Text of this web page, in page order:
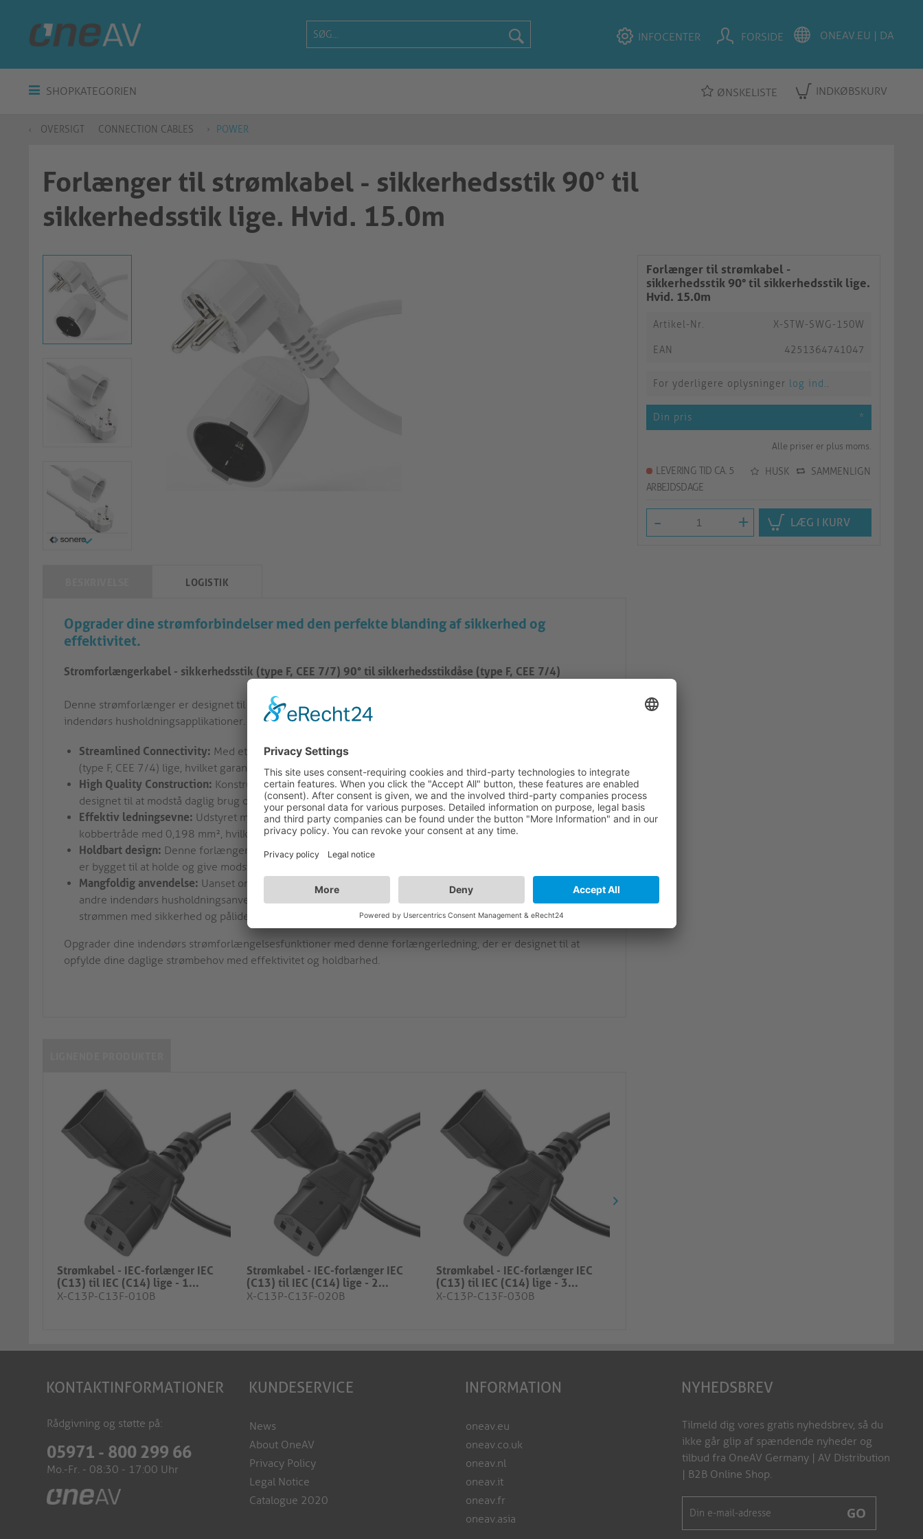
INFOCENTER FORSIDE
SHOPKATEGORIEN ØNSKELISTE INDKØBSKURV
OVERSIGT CONNECTION CABLES POWER
Forlænger til strømkabel - sikkerhedsstik 90° til
sikkerhedsstik lige. Hvid. 15.0m
Forlænger til strømkabel -
sikkerhedsstik 90° til sikkerhedsstik lige.
Hvid. 15.0m
Artikel-Nr. X-STW-SWG-150W
EAN 4251364741047
For yderligere oplysninger log ind..
Din pris *
Alle priser er plus moms.
LEVERING TID CA. 5
ARBEJDSDAGE
HUSK SAMMENLIGN
- + LÆG I KURV
LOGISTIK
Opgrader dine strømforbindelser med den perfekte blanding af sikkerhed og
effektivitet.
Stromforlængerkabel - sikkerhedsstik (type F, CEE 7/7) 90° til sikkerhedsstikdåse (type F, CEE 7/4)
Denne strømforlænger er designet til at sikre problemfri strømtilslutning og pålidelig ydeevne til en række
indendørs husholdningsapplikationer.
Streamlined Connectivity: Med et sikkerhedsstik (type F, CEE 7/7) i en 90° vinkel til et sikkerhedsstik
(type F, CEE 7/4) lige, hvilket garanterer kompatibilitet med en bred vifte af enheder og stikkontakter.
High Quality Construction: Konstrueret med PVC ydre kappe (H05-VV-F), er denne forlængerledning
designet til at modstå daglig brug og give pålidelig kraftoverførsel.
Effektiv ledningsevne: Udstyret med 3 inderledere med en diameter på 0,75 mm², som hver består af 48
kobbertråde med 0,198 mm², hvilket sikrer optimal ledningsevne og holdbarhed.
Holdbart design: Denne forlængerledning er konstrueret med præcis beskyttelse mod kabelbøjninger og
er bygget til at holde og give modstandsdygtighed over for slitage.
Mangfoldig anvendelse: Uanset om det er til hjemmeunderholdningssystemer, kontoropsætninger eller
andre indendørs husholdningsanvendelser, er denne forlængerledning det ideelle valg til at forlænge
strømmen med sikkerhed og pålidelighed.
Opgrader dine indendørs strømforlængelsesfunktioner med denne forlængerledning, der er designet til at
opfylde dine daglige strømbehov med effektivitet og holdbarhed.
Strømkabel - IEC-forlænger IEC
(C13) til IEC (C14) lige - 1...
X-C13P-C13F-010B
Strømkabel - IEC-forlænger IEC
(C13) til IEC (C14) lige - 2...
X-C13P-C13F-020B
Strømkabel - IEC-forlænger IEC
(C13) til IEC (C14) lige - 3...
X-C13P-C13F-030B
KONTAKTINFORMATIONER
Rådgivning og støtte på:
05971 - 800 299 66
Mo.-Fr. - 08:30 - 17:00 Uhr
KUNDESERVICE
News
About OneAV
Privacy Policy
Legal Notice
Catalogue 2020
INFORMATION
oneav.eu
oneav.co.uk
oneav.nl
oneav.it
oneav.fr
oneav.asia
NYHEDSBREV
Tilmeld dig vores gratis nyhedsbrev, så du
ikke går glip af spændende nyheder og
tilbud fra OneAV Germany | AV Distribution
| B2B Online Shop.